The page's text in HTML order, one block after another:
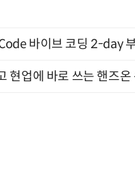
바이브 코딩 2-day
현업에 바로 쓰는 핸즈